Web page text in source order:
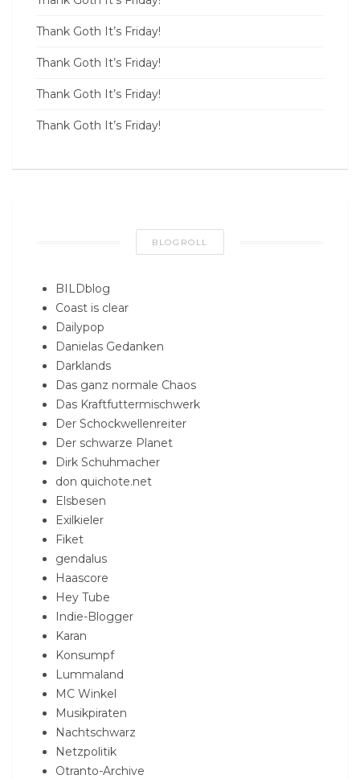
Thank Goth It’s Friday!
Thank Goth It’s Friday!
Thank Goth It’s Friday!
Thank Goth It’s Friday!
BLOGROLL
BILDblog
Coast is clear
Dailypop
Danielas Gedanken
Darklands
Das ganz normale Chaos
Das Kraftfuttermischwerk
Der Schockwellenreiter
Der schwarze Planet
Dirk Schuhmacher
don quichote.net
Elsbesen
Exilkieler
Fiket
gendalus
Haascore
Hey Tube
Indie-Blogger
Karan
Konsumpf
Lummaland
MC Winkel
Musikpiraten
Nachtschwarz
Netzpolitik
Otranto-Archive